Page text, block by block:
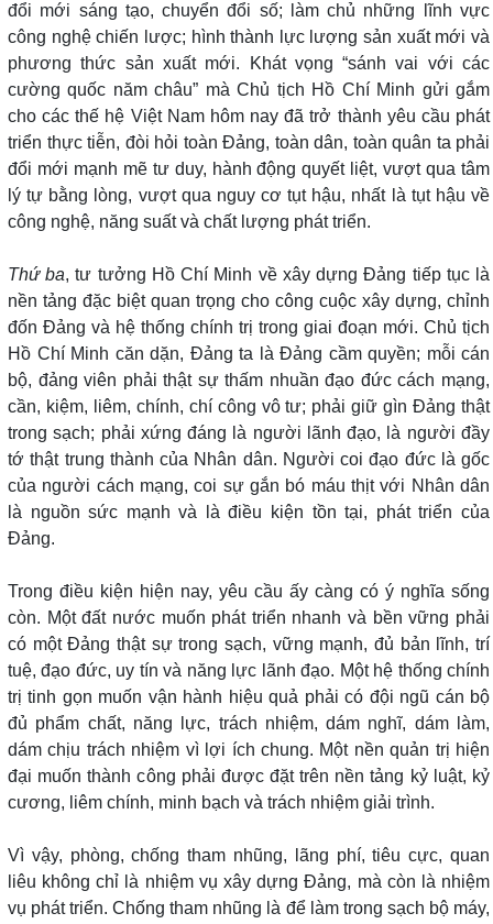
đổi mới sáng tạo, chuyển đổi số; làm chủ những lĩnh vực
công nghệ chiến lược; hình thành lực lượng sản xuất mới và
phương thức sản xuất mới. Khát vọng “sánh vai với các
cường quốc năm châu” mà Chủ tịch Hồ Chí Minh gửi gắm
cho các thế hệ Việt Nam hôm nay đã trở thành yêu cầu phát
triển thực tiễn, đòi hỏi toàn Đảng, toàn dân, toàn quân ta phải
đổi mới mạnh mẽ tư duy, hành động quyết liệt, vượt qua tâm
lý tự bằng lòng, vượt qua nguy cơ tụt hậu, nhất là tụt hậu về
công nghệ, năng suất và chất lượng phát triển.
Thứ ba, tư tưởng Hồ Chí Minh về xây dựng Đảng tiếp tục là
nền tảng đặc biệt quan trọng cho công cuộc xây dựng, chỉnh
đốn Đảng và hệ thống chính trị trong giai đoạn mới. Chủ tịch
Hồ Chí Minh căn dặn, Đảng ta là Đảng cầm quyền; mỗi cán
bộ, đảng viên phải thật sự thấm nhuần đạo đức cách mạng,
cần, kiệm, liêm, chính, chí công vô tư; phải giữ gìn Đảng thật
trong sạch; phải xứng đáng là người lãnh đạo, là người đầy
tớ thật trung thành của Nhân dân. Người coi đạo đức là gốc
của người cách mạng, coi sự gắn bó máu thịt với Nhân dân
là nguồn sức mạnh và là điều kiện tồn tại, phát triển của
Đảng.
Trong điều kiện hiện nay, yêu cầu ấy càng có ý nghĩa sống
còn. Một đất nước muốn phát triển nhanh và bền vững phải
có một Đảng thật sự trong sạch, vững mạnh, đủ bản lĩnh, trí
tuệ, đạo đức, uy tín và năng lực lãnh đạo. Một hệ thống chính
trị tinh gọn muốn vận hành hiệu quả phải có đội ngũ cán bộ
đủ phẩm chất, năng lực, trách nhiệm, dám nghĩ, dám làm,
dám chịu trách nhiệm vì lợi ích chung. Một nền quản trị hiện
đại muốn thành công phải được đặt trên nền tảng kỷ luật, kỷ
cương, liêm chính, minh bạch và trách nhiệm giải trình.
Vì vậy, phòng, chống tham nhũng, lãng phí, tiêu cực, quan
liêu không chỉ là nhiệm vụ xây dựng Đảng, mà còn là nhiệm
vụ phát triển. Chống tham nhũng là để làm trong sạch bộ máy,